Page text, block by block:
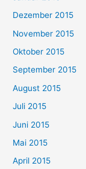
Dezember 2015
November 2015
Oktober 2015
September 2015
August 2015
Juli 2015
Juni 2015
Mai 2015
April 2015